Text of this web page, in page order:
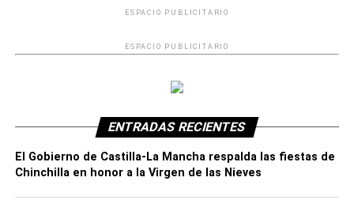
Al final de este acto de silencio, con la colaboración
Asunción comenzaban con un intenso repique de
campanas durante unos minutos.
Las trabajadoras de la Casa de la Acogida en este caso,
ESPACIO PUBLICITARIO
ESPACIO PUBLICITARIO
ENTRADAS RECIENTES
El Gobierno de Castilla-La Mancha respalda las fiestas de
Chinchilla en honor a la Virgen de las Nieves